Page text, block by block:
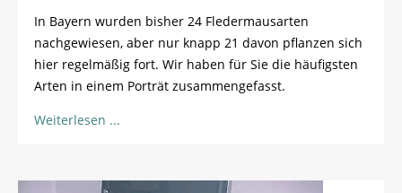
In Bayern wurden bisher 24 Fledermausarten
nachgewiesen, aber nur knapp 21 davon pflanzen sich
hier regelmäßig fort. Wir haben für Sie die häufigsten
Arten in einem Porträt zusammengefasst.
Weiterlesen